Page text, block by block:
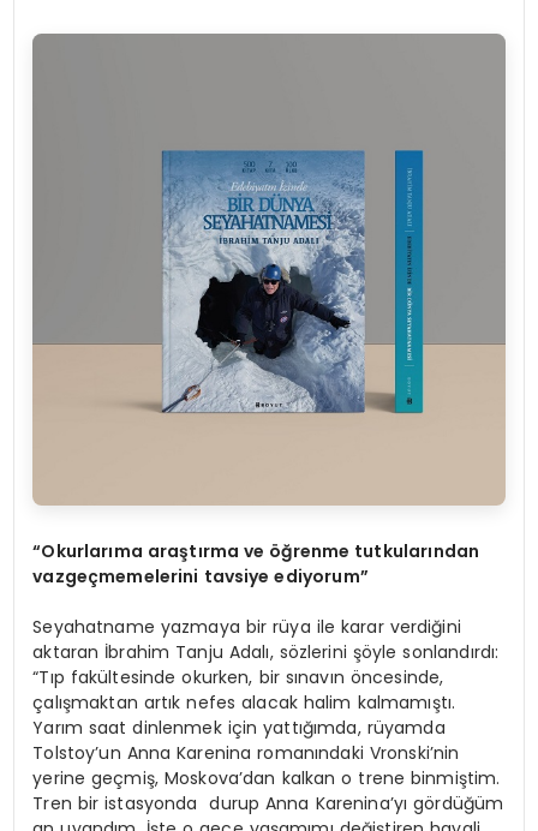
“Okurlarıma araştırma ve öğrenme tutkularından
vazgeçmemelerini tavsiye ediyorum”
Seyahatname yazmaya bir rüya ile karar verdiğini
aktaran İbrahim Tanju Adalı, sözlerini şöyle sonlandırdı:
“Tıp fakültesinde okurken, bir sınavın öncesinde,
çalışmaktan artık nefes alacak halim kalmamıştı.
Yarım saat dinlenmek için yattığımda, rüyamda
Tolstoy’un Anna Karenina romanındaki Vronski’nin
yerine geçmiş, Moskova’dan kalkan o trene binmiştim.
Tren bir istasyonda durup Anna Karenina’yı gördüğüm